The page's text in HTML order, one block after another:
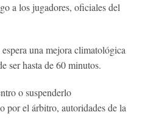
a los jugadores, oficiales del
una mejora climatológica
ser hasta de 60 minutos.
o suspenderlo
por el árbitro, autoridades de la